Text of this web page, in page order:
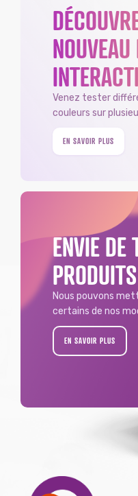
Venez tester
couleurs sur
EN SAVOIR PLUS
ENVIE DE
Nous pouvons
certains de nos
EN SAVOIR PLUS